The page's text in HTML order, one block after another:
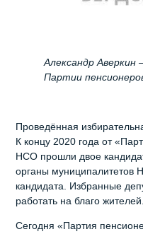
Александр
Партии
Проведённая
К концу 2020 года от
НСО прошли двое
органы муниципалитетов
кандидата. Избранные
работать на благо жителей.
Сегодня «Партия